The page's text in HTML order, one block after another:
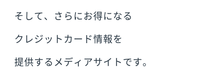
そして、さらにお得になる
クレジットカード情報を
提供するメディアサイトです。